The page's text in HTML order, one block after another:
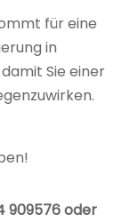
für eine
in
Sie einer
909576 oder